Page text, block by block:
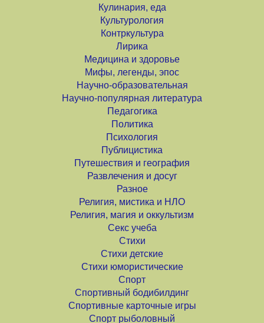
Кулинария, еда
Культурология
Контркультура
Лирика
Медицина и здоровье
Мифы, легенды, эпос
Научно-образовательная
Научно-популярная литература
Педагогика
Политика
Психология
Публицистика
Путешествия и география
Развлечения и досуг
Разное
Религия, мистика и НЛО
Религия, магия и оккультизм
Секс учеба
Стихи
Стихи детские
Стихи юмористические
Спорт
Спортивный бодибилдинг
Спортивные карточные игры
Спорт рыболовный